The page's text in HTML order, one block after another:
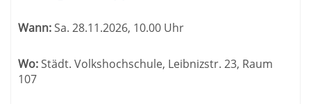
Wann:Sa. 28.11.2026, 10.00 Uhr
Wo:Städt. Volkshochschule, Leibnizstr. 23, Raum
107